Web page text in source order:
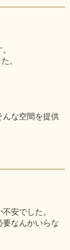
。
んな空間を提供
安でした。
なんかいらな